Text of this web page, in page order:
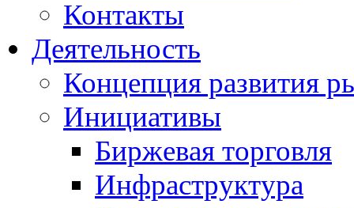
Контакты
Деятельность
Концепция развития
Инициативы
Биржевая торговля
Инфраструктура